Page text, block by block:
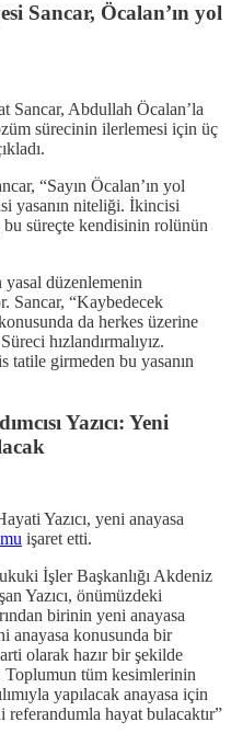
Sancar, Öcalan’ın yol
Sancar, Abdullah Öcalan’la
sürecinin ilerlemesi için üç
“Sayın Öcalan’ın yol
yasanın niteliği. İkincisi
süreçte kendisinin rolünün
yasal düzenlemenin
Sancar, “Kaybedecek
da herkes üzerine
hızlandırmalıyız.
tatile girmeden bu yasanın
Yazıcı: Yeni
Yazıcı, yeni anayasa
işaret etti.
İşler Başkanlığı Akdeniz
Yazıcı, önümüzdeki
birinin yeni anayasa
anayasa konusunda bir
olarak hazır bir şekilde
Toplumun tüm kesimlerinin
yapılacak anayasa için
hayat bulacaktır”